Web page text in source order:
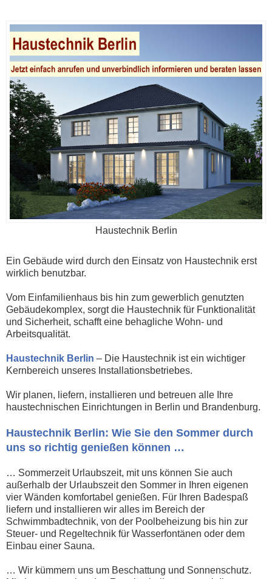
Haustechnik Berlin
Ein Gebäude wird durch den Einsatz von Haustechnik erst
wirklich benutzbar.
Vom Einfamilienhaus bis hin zum gewerblich genutzten
Gebäudekomplex, sorgt die Haustechnik für Funktionalität
und Sicherheit, schafft eine behagliche Wohn- und
Arbeitsqualität.
Haustechnik Berlin – Die Haustechnik ist ein wichtiger
Kernbereich unseres Installationsbetriebes.
Wir planen, liefern, installieren und betreuen alle Ihre
haustechnischen Einrichtungen in Berlin und Brandenburg.
Haustechnik Berlin: Wie Sie den Sommer durch
uns so richtig genießen können …
… Sommerzeit Urlaubszeit, mit uns können Sie auch
außerhalb der Urlaubszeit den Sommer in Ihren eigenen
vier Wänden komfortabel genießen. Für Ihren Badespaß
liefern und installieren wir alles im Bereich der
Schwimmbadtechnik, von der Poolbeheizung bis hin zur
Steuer- und Regeltechnik für Wasserfontänen oder dem
Einbau einer Sauna.
… Wir kümmern uns um Beschattung und Sonnenschutz.